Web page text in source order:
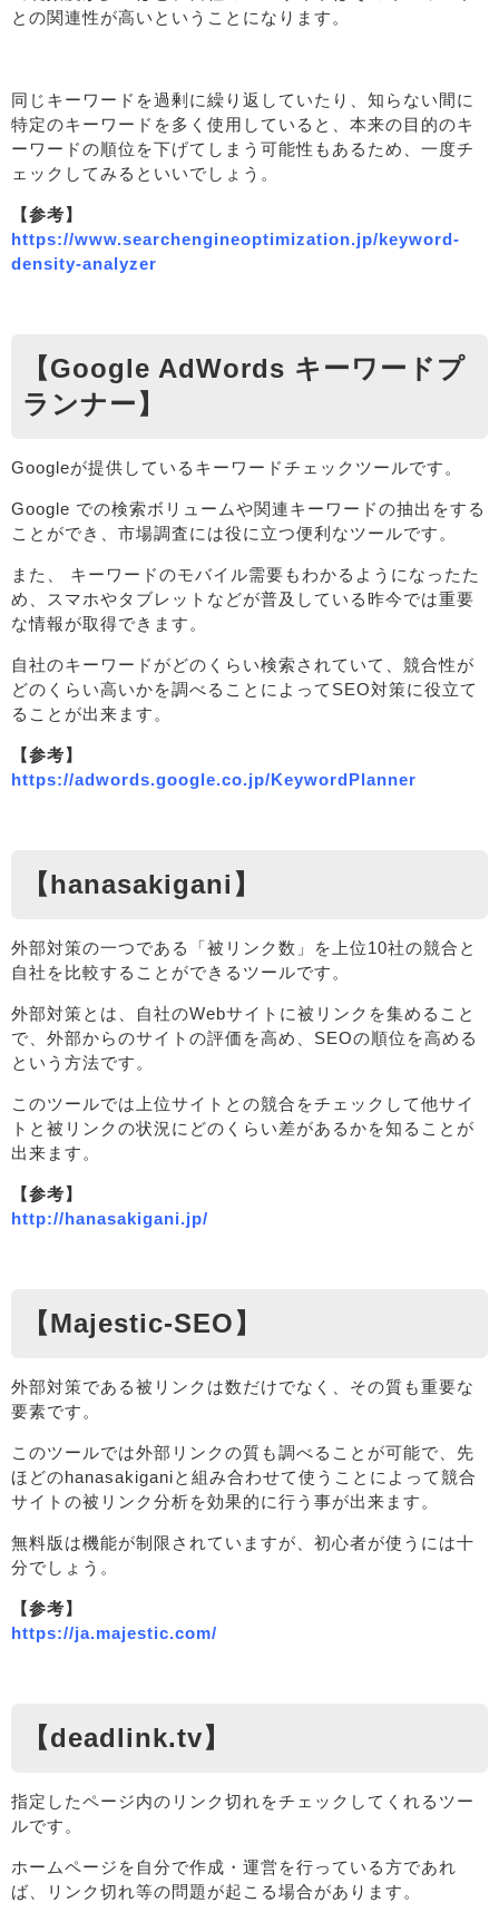
との関連性が高いということになります。
同じキーワードを過剰に繰り返していたり、知らない間に
特定のキーワードを多く使用していると、本来の目的のキ
ーワードの順位を下げてしまう可能性もあるため、一度チ
ェックしてみるといいでしょう。
【参考】
https://www.searchengineoptimization.jp/keyword-
density-analyzer
【Google AdWords キーワードプ
ランナー】
Googleが提供しているキーワードチェックツールです。
Google での検索ボリュームや関連キーワードの抽出をする
ことができ、市場調査には役に立つ便利なツールです。
また、 キーワードのモバイル需要もわかるようになったた
め、スマホやタブレットなどが普及している昨今では重要
な情報が取得できます。
自社のキーワードがどのくらい検索されていて、競合性が
どのくらい高いかを調べることによってSEO対策に役立て
ることが出来ます。
【参考】
https://adwords.google.co.jp/KeywordPlanner
【hanasakigani】
外部対策の一つである「被リンク数」を上位10社の競合と
自社を比較することができるツールです。
外部対策とは、自社のWebサイトに被リンクを集めること
で、外部からのサイトの評価を高め、SEOの順位を高める
という方法です。
このツールでは上位サイトとの競合をチェックして他サイ
トと被リンクの状況にどのくらい差があるかを知ることが
出来ます。
【参考】
http://hanasakigani.jp/
【Majestic-SEO】
外部対策である被リンクは数だけでなく、その質も重要な
要素です。
このツールでは外部リンクの質も調べることが可能で、先
ほどのhanasakiganiと組み合わせて使うことによって競合
サイトの被リンク分析を効果的に行う事が出来ます。
無料版は機能が制限されていますが、初心者が使うには十
分でしょう。
【参考】
https://ja.majestic.com/
【deadlink.tv】
指定したページ内のリンク切れをチェックしてくれるツー
ルです。
ホームページを自分で作成・運営を行っている方であれ
ば、リンク切れ等の問題が起こる場合があります。